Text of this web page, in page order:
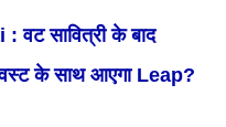
सावित्री के बाद
के साथ आएगा Leap?